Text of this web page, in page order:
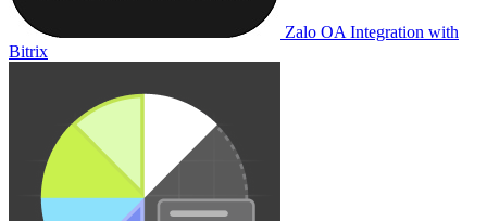
Zalo OA Integration with
Bitrix